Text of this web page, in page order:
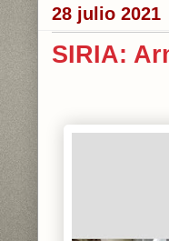
28 julio 2021
SIRIA: